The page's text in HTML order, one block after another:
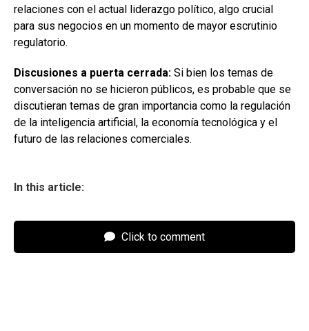
relaciones con el actual liderazgo político, algo crucial
para sus negocios en un momento de mayor escrutinio
regulatorio.
Discusiones a puerta cerrada: Si bien los temas de
conversación no se hicieron públicos, es probable que se
discutieran temas de gran importancia como la regulación
de la inteligencia artificial, la economía tecnológica y el
futuro de las relaciones comerciales.
In this article:
Click to comment